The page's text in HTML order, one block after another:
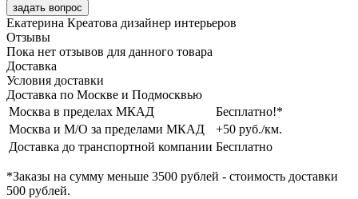
задать вопрос
Екатерина Креатова дизайнер интерьеров
Отзывы
Пока нет отзывов для данного товара
Доставка
Условия доставки
Доставка по Москве и Подмосквью
Москва в пределах МКАД
Бесплатно!*
Москва и М/О за пределами МКАД
+50 руб./км.
Доставка до транспортной компании Бесплатно
*Заказы на сумму меньше 3500 рублей - стоимость доставки
500 рублей.